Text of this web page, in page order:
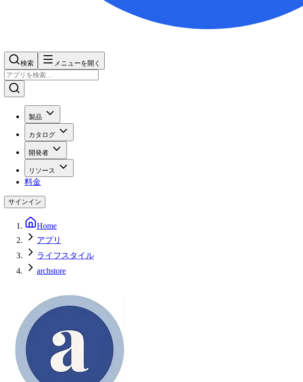
検索 メニューを開く
製品
カタログ
開発者
リソース
料金
サインイン
Home
アプリ
ライフスタイル
archstore